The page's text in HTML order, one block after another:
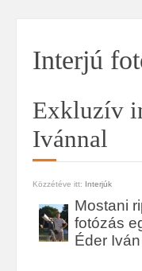
Interjú
Exkluzív
Ivánnal
Közzétéve itt: Interjúk
Mostani
fotózás
Éder